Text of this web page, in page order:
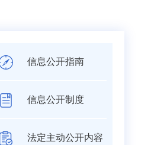
信息公开指南
信息公开制度
法定主动公开内容